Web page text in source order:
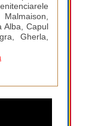
Alba, Capul
Gherla,